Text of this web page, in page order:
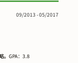
09/2013 - 05/2017
。GPA：3.8